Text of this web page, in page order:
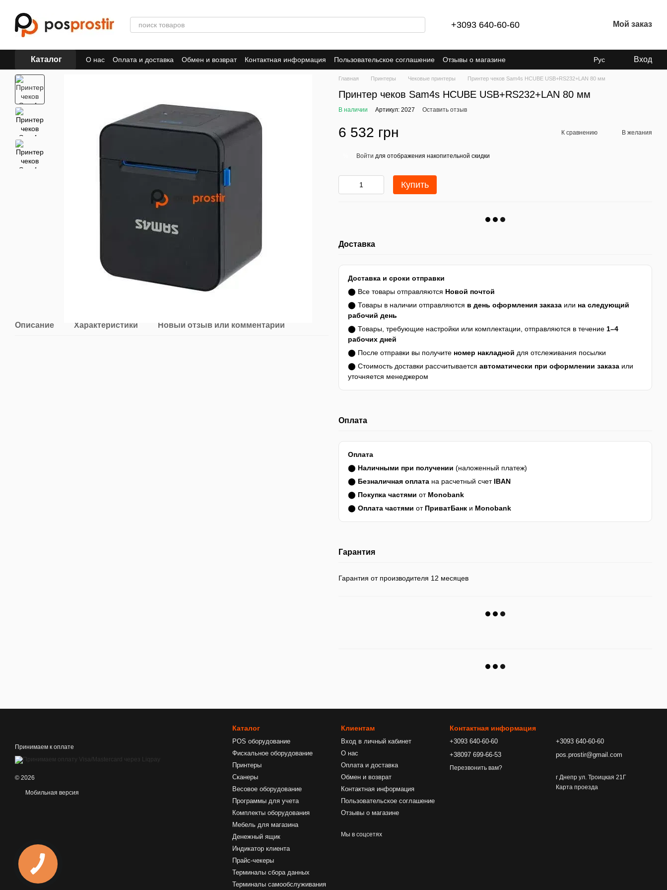
+3093 640-60-60 Мой заказ
Каталог О нас Оплата и доставка Обмен и возврат Контактная информация Пользовательское соглашение Отзывы о магазине Рус Вход
Описание Характеристики Новый отзыв или комментарий
Главная Принтеры Чековые принтеры Принтер чеков Sam4s HCUBE USB+RS232+LAN 80 мм
Принтер чеков Sam4s HCUBE USB+RS232+LAN 80 мм
В наличии Артикул: 2027 Оставить отзыв
6 532 грн К сравнению В желания
Войти для отображения накопительной скидки
Купить
Доставка
Доставка и сроки отправки
⬤ Все товары отправляются Новой почтой
⬤ Товары в наличии отправляются в день оформления заказа или на следующий
рабочий день
⬤ Товары, требующие настройки или комплектации, отправляются в течение 1–4
рабочих дней
⬤ После отправки вы получите номер накладной для отслеживания посылки
⬤ Стоимость доставки рассчитывается автоматически при оформлении заказа или
уточняется менеджером
Оплата
Оплата
⬤ Наличными при получении (наложенный платеж)
⬤ Безналичная оплата на расчетный счет IBAN
⬤ Покупка частями от Monobank
⬤ Оплата частями от ПриватБанк и Monobank
Гарантия
Гарантия от производителя 12 месяцев
Принимаем к оплате
© 2026
Мобильная версия
Каталог
POS оборудование
Фискальное оборудование
Принтеры
Сканеры
Весовое оборудование
Программы для учета
Комплекты оборудования
Мебель для магазина
Денежный ящик
Индикатор клиента
Прайс-чекеры
Терминалы сбора данных
Терминалы самообслуживания
Клиентам
Вход в личный кабинет
О нас
Оплата и доставка
Обмен и возврат
Контактная информация
Пользовательское соглашение
Отзывы о магазине
Мы в соцсетях
Контактная информация
+3093 640-60-60
+38097 699-66-53
Перезвонить вам?
+3093 640-60-60
pos.prostir@gmail.com
г Днепр ул. Троицкая 21Г
Карта проезда